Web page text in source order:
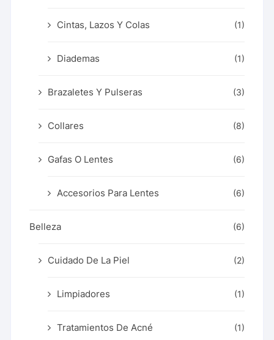
Cintas, Lazos Y Colas (1)
Diademas (1)
Brazaletes Y Pulseras (3)
Collares (8)
Gafas O Lentes (6)
Accesorios Para Lentes (6)
Belleza (6)
Cuidado De La Piel (2)
Limpiadores (1)
Tratamientos De Acné (1)